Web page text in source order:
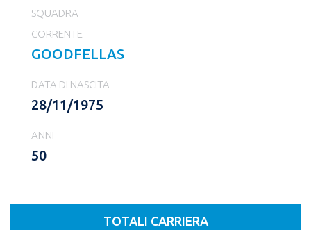
SQUADRA
CORRENTE
GOODFELLAS
DATA DI NASCITA
28/11/1975
ANNI
50
TOTALI CARRIERA